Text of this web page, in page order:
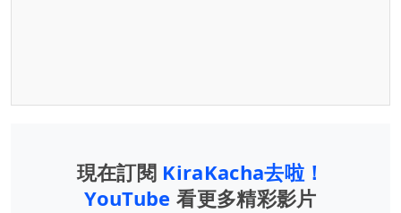
現在訂閱 KiraKacha去啦！
YouTube看更多精彩影片